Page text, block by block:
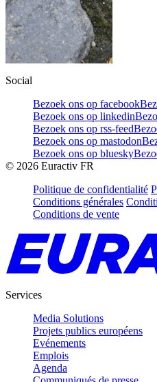
Social
Bezoek ons op facebook
Bezoek ons op linkedin
Bezoek ons op rss-feed
Bezoek ons op mastodon
Bezoek ons op bluesky
© 2026 Euractiv FR
Politique de confidentialité
Conditions générales
Conditions de vente
Services
Media Solutions
Projets publics européens
Evénements
Emplois
Agenda